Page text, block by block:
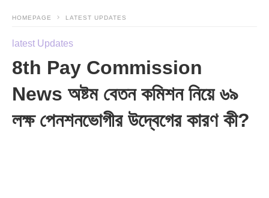
HOMEPAGE LATEST UPDATES
latest Updates
8th Pay Commission
News অষ্টম বেতন কমিশন নিয়ে ৬৯
লক্ষ পেনশনভোগীর উদ্বেগের কারণ কী?